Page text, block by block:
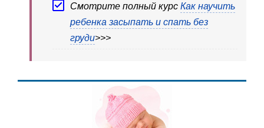
Смотрите полный курс Как научить
ребенка засыпать и спать без
груди>>>